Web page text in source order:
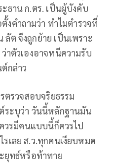
ธาน ก.ตร. เป็นผู้บังคับ
งคำถามว่า ทำไมตำรวจที่
ต จึงถูกย้าย เป็นเพราะ
าตัวเองอาจหนีความรับ
กล่าว
ตรวจสอบจริยธรรม
ระบุว่า วันนี้หลักฐานมัน
วรมีคนแบบนี้ก็ควรไป
เลย ส.ว.ทุกคนเงียบหมด
ยุทธ์หรือท้าทาย